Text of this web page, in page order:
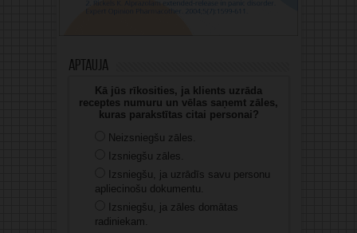
Aptauja
Kā jūs rīkosities, ja klients uzrāda
receptes numuru un vēlas saņemt zāles,
kuras parakstītas citai personai?
Neizsniegšu zāles.
Izsniegšu zāles.
Izsniegšu, ja uzrādīs savu personu
apliecinošu dokumentu.
Izsniegšu, ja zāles domātas
radiniekam.